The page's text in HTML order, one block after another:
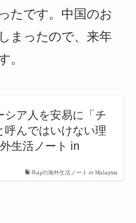
たです。中国のお
まったので、来年
。
Rayの海外生活ノート in Malaysia
シア人を安易に「チ
呼んではいけない理
生活ノート in